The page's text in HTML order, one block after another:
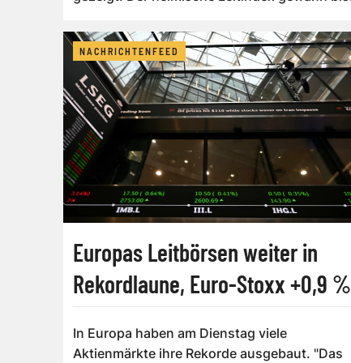
NACHRICHTENFEED
Europas Leitbörsen weiter in
Rekordlaune, Euro-Stoxx +0,9 %
In Europa haben am Dienstag viele
Aktienmärkte ihre Rekorde ausgebaut. "Das